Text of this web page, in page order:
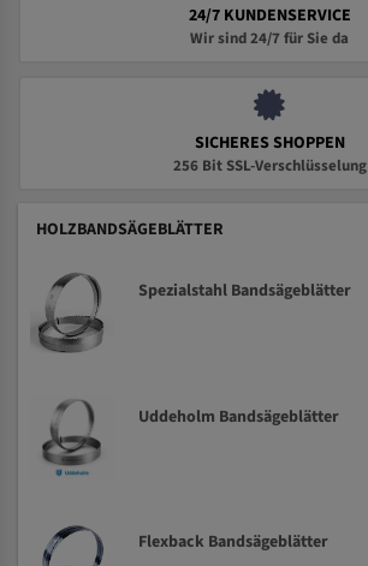
24/7 KUNDENSERVICE
Wir sind 24/7 für Sie da
SICHERES SHOPPEN
256 Bit SSL-Verschlüsselung
HOLZBANDSÄGEBLÄTTER
Spezialstahl Bandsägeblätter
Uddeholm Bandsägeblätter
Flexback Bandsägeblätter